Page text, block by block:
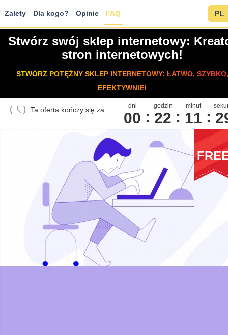
Zalety Dla kogo? Opinie FAQ PL
Stwórz swój sklep internetowy:
stron internetowych!
STWÓRZ POTĘŻNY SKLEP INTERNETOWY: ŁATWO, SZYBKO,
EFEKTYWNIE!
Ta oferta kończy się za: dni
00
godzin
22
minut
11 2